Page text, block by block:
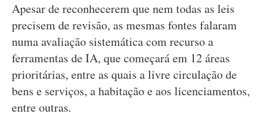
Apesar de reconhecerem que nem todas as leis
precisem de revisão, as mesmas fontes falaram
numa avaliação sistemática com recurso a
ferramentas de IA, que começará em 12 áreas
prioritárias, entre as quais a livre circulação de
bens e serviços, a habitação e aos licenciamentos,
entre outras.